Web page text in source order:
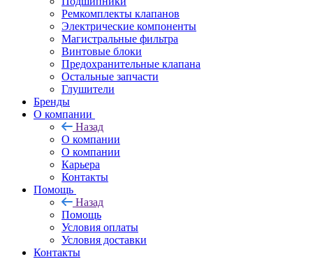
Ремкомплекты клапанов
Электрические компоненты
Магистральные фильтра
Винтовые блоки
Предохранительные клапана
Остальные запчасти
Глушители
Бренды
О компании
Назад
О компании
О компании
Карьера
Контакты
Помощь
Назад
Помощь
Условия оплаты
Условия доставки
Контакты